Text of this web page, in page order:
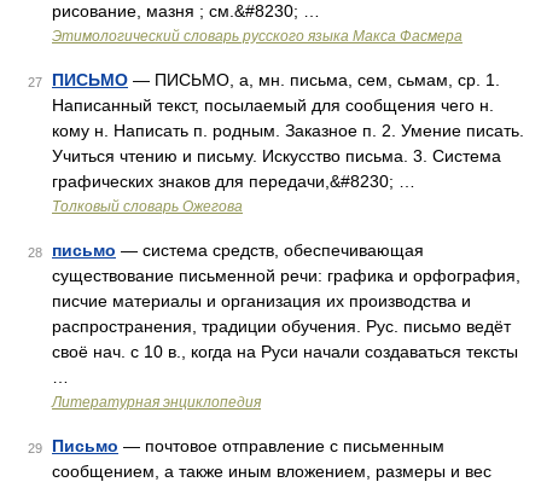
рисование, мазня ; см.&#8230; …
Этимологический словарь русского языка Макса Фасмера
27 ПИСЬМО — ПИСЬМО, а, мн. письма, сем, сьмам, ср. 1.
Написанный текст, посылаемый для сообщения чего н.
кому н. Написать п. родным. Заказное п. 2. Умение писать.
Учиться чтению и письму. Искусство письма. 3. Система
графических знаков для передачи,&#8230; …
Толковый словарь Ожегова
28 письмо — система средств, обеспечивающая
существование письменной речи: графика и орфография,
писчие материалы и организация их производства и
распространения, традиции обучения. Рус. письмо ведёт
своё нач. с 10 в., когда на Руси начали создаваться тексты
Литературная энциклопедия
29 Письмо — почтовое отправление с письменным
сообщением, а также иным вложением, размеры и вес